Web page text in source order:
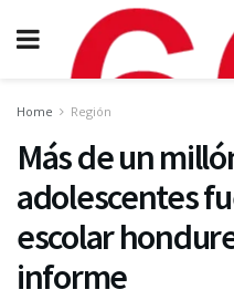
Home Región
Más de un
adolescentes
escolar
informe